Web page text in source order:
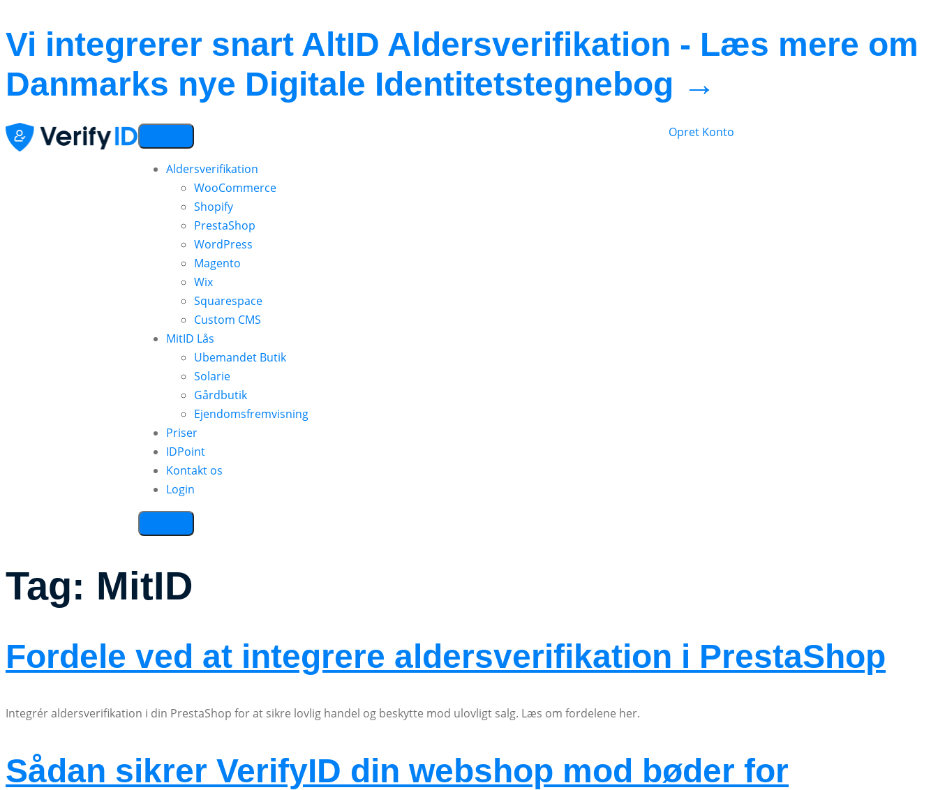
Vi integrerer snart AltID Aldersverifikation - Læs mere om
Danmarks nye Digitale Identitetstegnebog →
Aldersverifikation
WooCommerce
Shopify
PrestaShop
WordPress
Magento
Wix
Squarespace
Custom CMS
MitID Lås
Ubemandet Butik
Solarie
Gårdbutik
Ejendomsfremvisning
Priser
IDPoint
Kontakt os
Login
Opret Konto
Tag: MitID
Fordele ved at integrere aldersverifikation i PrestaShop
Integrér aldersverifikation i din PrestaShop for at sikre lovlig handel og beskytte mod ulovligt salg. Læs om fordelene her.
Sådan sikrer VerifyID din webshop mod bøder for